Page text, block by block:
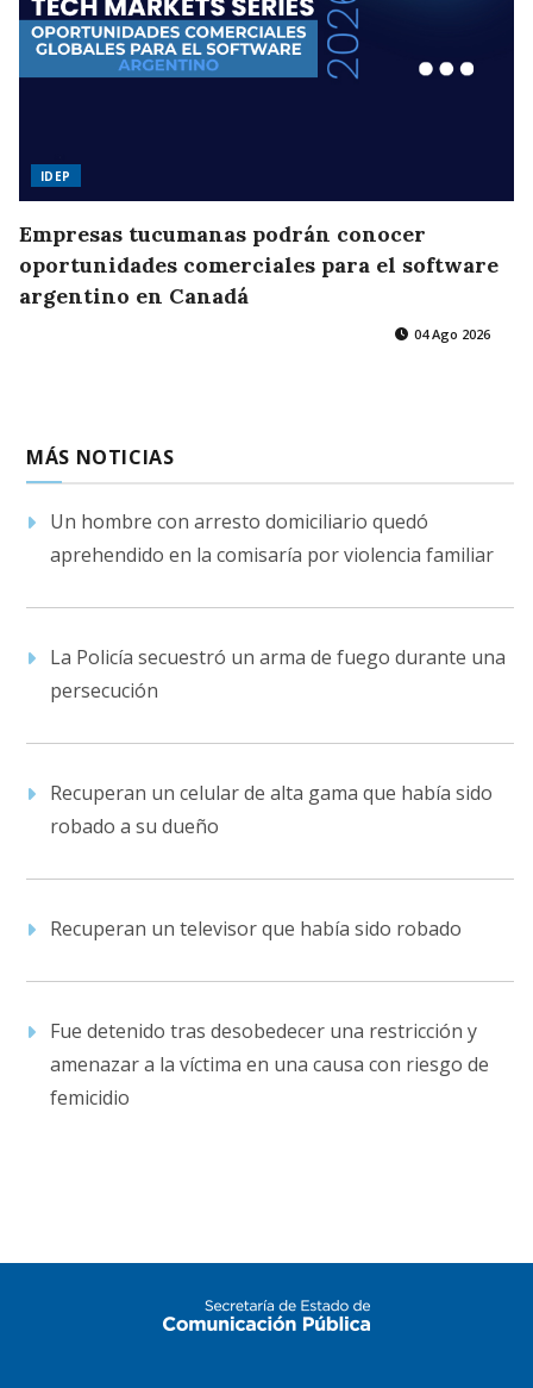
IDEP
Empresas tucumanas podrán conocer
oportunidades comerciales para el software
argentino en Canadá
04 Ago 2026
MÁS NOTICIAS
Un hombre con arresto domiciliario quedó
aprehendido en la comisaría por violencia familiar
La Policía secuestró un arma de fuego durante una
persecución
Recuperan un celular de alta gama que había sido
robado a su dueño
Recuperan un televisor que había sido robado
Fue detenido tras desobedecer una restricción y
amenazar a la víctima en una causa con riesgo de
femicidio